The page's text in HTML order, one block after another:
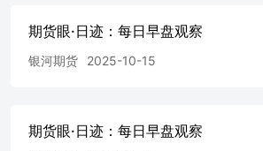
铅：严格设置止损保护利
润
工业硅：存量多单注意保
期货眼·日迹：每日早盘观察
银河期货 2025-10-15
期货眼·日迹：每日早盘观察